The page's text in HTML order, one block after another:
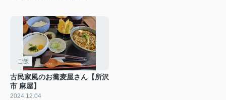
ご飯
古民家風のお蕎麦屋さん【所沢
市 麻屋】
2024.12.04